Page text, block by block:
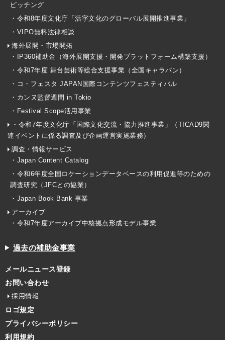
ピッチング
・令和8年度文化庁「活字文化のグローバル展開推進事業」
・VIPO無料法律相談
海外展開・市場開拓
・IP360補助金（海外展開支援・開発プラットフォーム構築支援）
・令和7年度 舞台芸術等総合支援事業（全国キャラバン）
・コ・フェスタ JAPAN国際コンテンツフェスティバル
・カンヌ監督週間 in Tokio
・Festival Scope活用事業
・令和7年度文化庁「国際文化交流・協力推進事業」（TICAD9関
連イベントに係る調査及び企画運営実施業務）
調査・情報サービス
・Japan Content Catalog
・令和6年度全国ロケーションデータベースの利用促進等のための
調査研究（JFCとの協業）
・Japan Book Bank 事業
アーカイブ
・令和7年度アーカイブ中核拠点形成モデル事業
過去の補助金事業
メールニュース登録
お問い合わせ
採用情報
ロゴ規定
プライバシーポリシー
利用規約